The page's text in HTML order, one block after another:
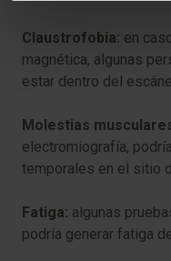
Claustrofobia: en
magnética, algunas
estar dentro del
Molestias
electromiografía,
temporales en el sitio
Fatiga: algunas
podría generar fatiga